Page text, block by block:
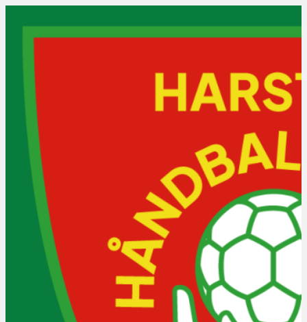
Treningstider
Våre lag
Praktisk info
Bli medlem?
Ofte stilte spørsmål
Vakter, roller og regler
Kraftcupen
NNM NTE-serien 2026: J/G
16 år
Klubbinfo